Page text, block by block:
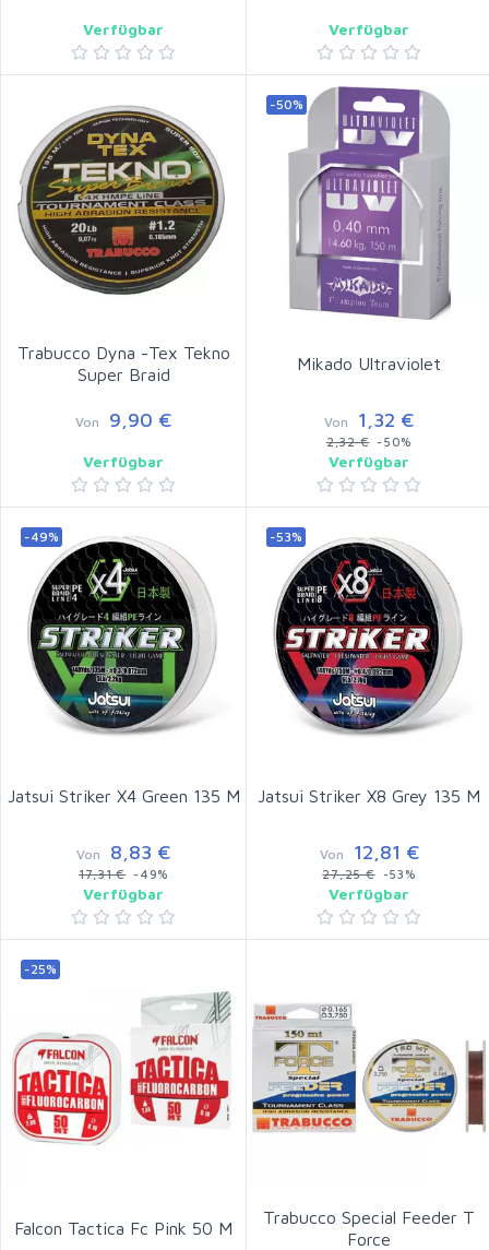
Verfügbar Verfügbar
Trabucco Dyna -Tex Tekno
Super Braid
Von 9,90 €
Verfügbar
-50%
Mikado Ultraviolet
Von 1,32 €
2,32 €-50%
Verfügbar
-49%
Jatsui Striker X4 Green 135 M
Von 8,83 €
17,31 €-49%
Verfügbar
-53%
Jatsui Striker X8 Grey 135 M
Von 12,81 €
27,25 €-53%
Verfügbar
-25%
Falcon Tactica Fc Pink 50 M
Trabucco Special Feeder T
Force